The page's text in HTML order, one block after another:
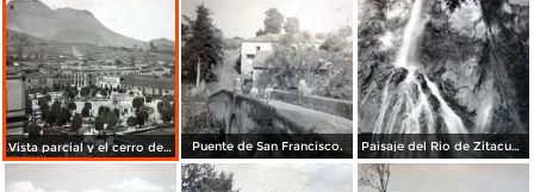
Vista parcial y el cerro de Guadalupe. Puente de San Francisco. Paisaje del Rio de Zitacuaro.